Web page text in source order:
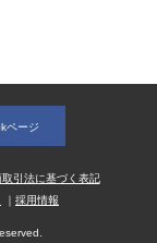
ページ
引法に基づく表記
採用情報